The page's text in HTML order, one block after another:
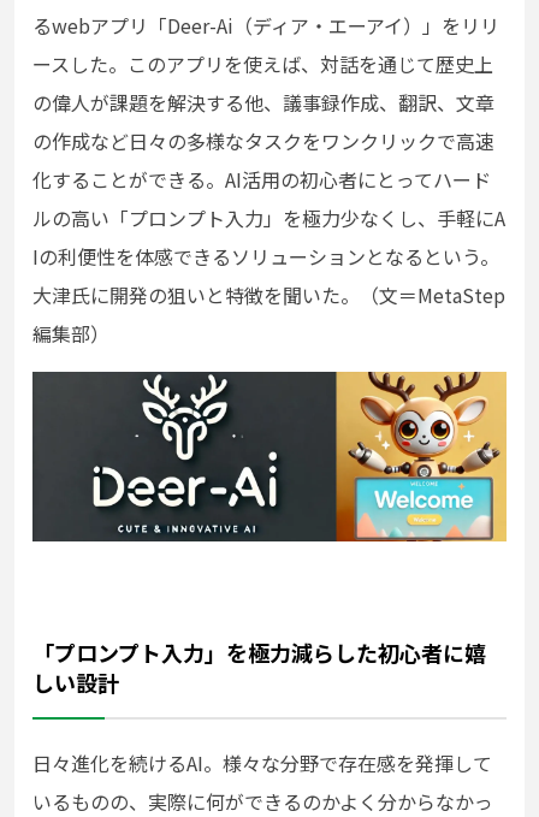
るwebアプリ「Deer-Ai（ディア・エーアイ）」をリリ
ースした。このアプリを使えば、対話を通じて歴史上
の偉人が課題を解決する他、議事録作成、翻訳、文章
の作成など日々の多様なタスクをワンクリックで高速
化することができる。AI活用の初心者にとってハード
ルの高い「プロンプト入力」を極力少なくし、手軽にA
Iの利便性を体感できるソリューションとなるという。
大津氏に開発の狙いと特徴を聞いた。
（文＝MetaStep
編集部）
「プロンプト入力」を極力減らした初心者に嬉
しい設計
日々進化を続けるAI。様々な分野で存在感を発揮して
いるものの、実際に何ができるのかよく分からなかっ